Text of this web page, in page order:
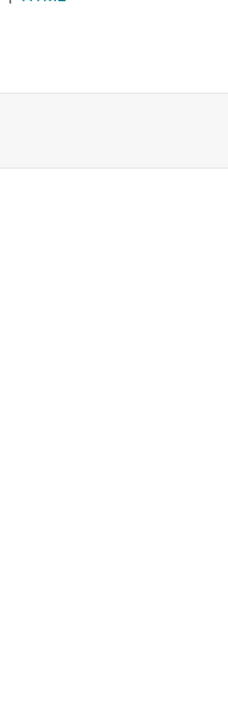
Transceptores LIN